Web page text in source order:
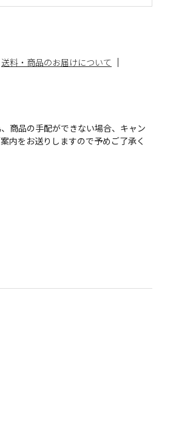
送料・商品のお届けについて
商品の手配ができない場合、キャン
内をお送りしますので予めご了承く